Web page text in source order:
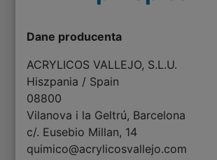
Dane producenta
ACRYLICOS VALLEJO, S.L.U.
Hiszpania / Spain
08800
Vilanova i la Geltrú, Barcelona
c/. Eusebio Millan, 14
quimico@acrylicosvallejo.com